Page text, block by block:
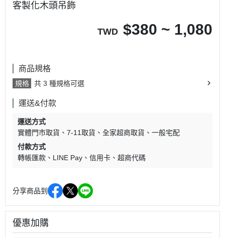
客製化木頭吊飾
TWD $380 ~ 1,080
商品規格
規格 共 3 種規格可選
運送&付款
運送方式
實體門市取貨
7-11取貨 全家超商取貨
一般宅配
付款方式
轉帳匯款
LINE Pay 信用卡 超商代碼
分享商品到
優惠加購